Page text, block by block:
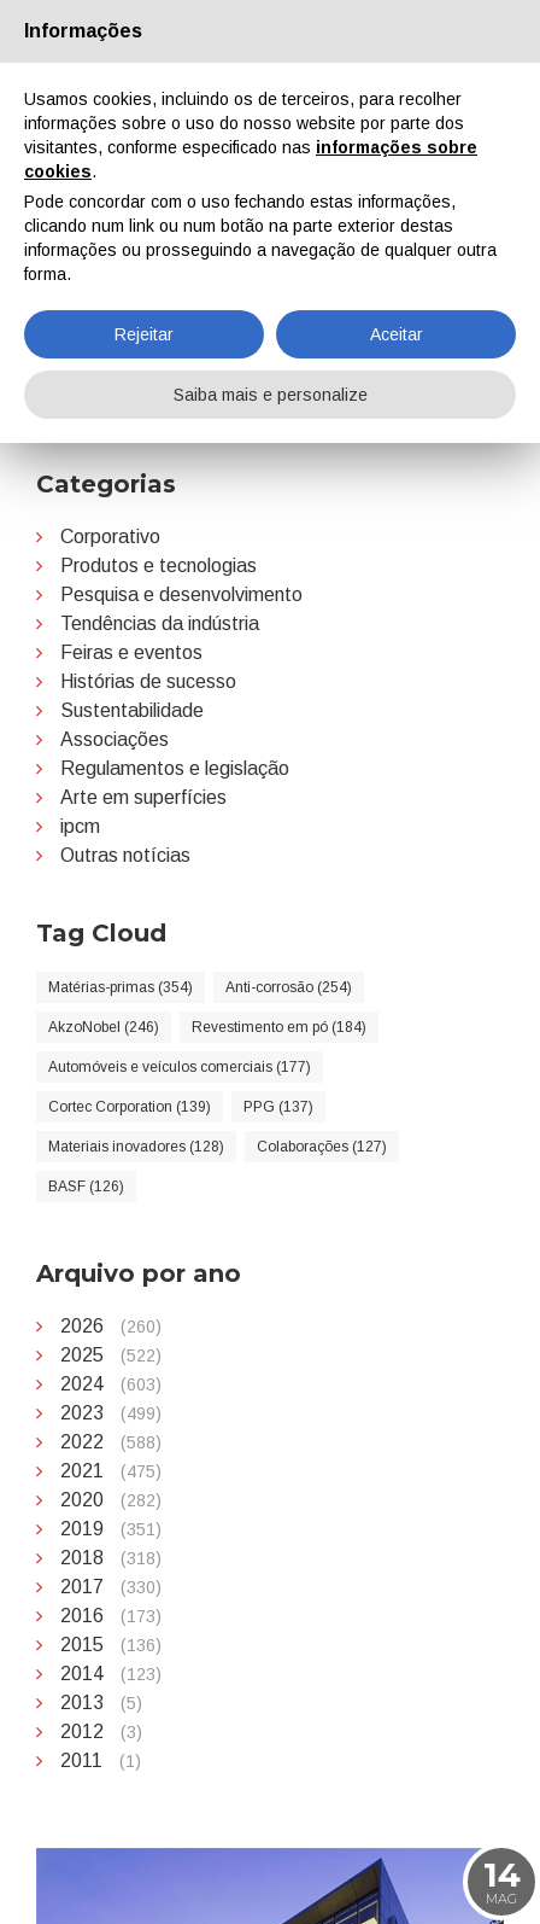
Quem Somos Parceiros Contactos Área reservada
EN IT DE ES PT
PFAS
Home Notícias PFAS
Categorias
Corporativo
Produtos e tecnologias
Pesquisa e desenvolvimento
Tendências da indústria
Feiras e eventos
Histórias de sucesso
Sustentabilidade
Associações
Regulamentos e legislação
Arte em superfícies
ipcm
Outras notícias
Tag Cloud
Matérias-primas (354) Anti-corrosão (254)
AkzoNobel (246) Revestimento em pó (184)
Automóveis e veículos comerciais (177)
Cortec Corporation (139) PPG (137)
Materiais inovadores (128) Colaborações (127)
BASF (126)
Arquivo por ano
2026 (260)
2025 (522)
2024 (603)
2023 (499)
2022 (588)
2021 (475)
2020 (282)
2019 (351)
2018 (318)
2017 (330)
2016 (173)
2015 (136)
2014 (123)
2013 (5)
2012 (3)
2011 (1)
14
MAG
Informações
Usamos cookies, incluindo os de terceiros, para recolher
informações sobre o uso do nosso website por parte dos
visitantes, conforme especificado nas informações sobre
cookies.
Pode concordar com o uso fechando estas informações,
clicando num link ou num botão na parte exterior destas
informações ou prosseguindo a navegação de qualquer outra
forma.
Rejeitar Aceitar
Saiba mais e personalize